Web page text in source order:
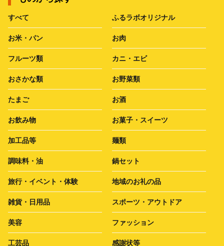
すべて ふるラボオリジナル
お米・パン お肉
フルーツ類 カニ・エビ
おさかな類 お野菜類
たまご お酒
お飲み物 お菓子・スイーツ
加工品等 麺類
調味料・油 鍋セット
旅行・イベント・体験 地域のお礼の品
雑貨・日用品 スポーツ・アウトドア
美容 ファッション
工芸品 感謝状等